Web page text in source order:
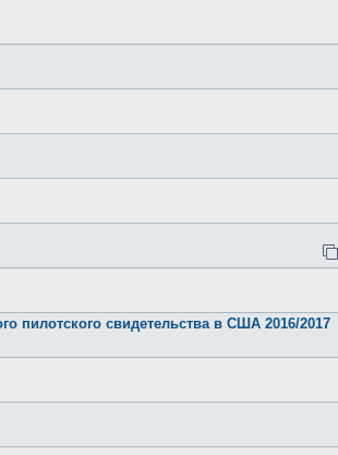
пилотского свидетельства в США 2016/2017